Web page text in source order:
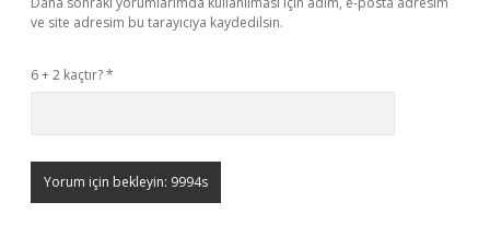
ve site adresim bu tarayıcıya kaydedilsin.
6 + 2 kaçtır?*